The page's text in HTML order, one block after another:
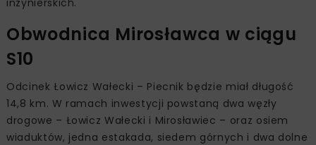
Obwodnica Mirosławca w ciągu
S10
Odcinek Łowicz Wałecki – Piecnik będzie miał długość
14,8 km. W ramach inwestycji powstaną dwa węzły
drogowe – Łowicz Wałecki i Mirosławiec – oraz osiem
wiaduktów, jedna estakada, siedem górnych i dwa dolne